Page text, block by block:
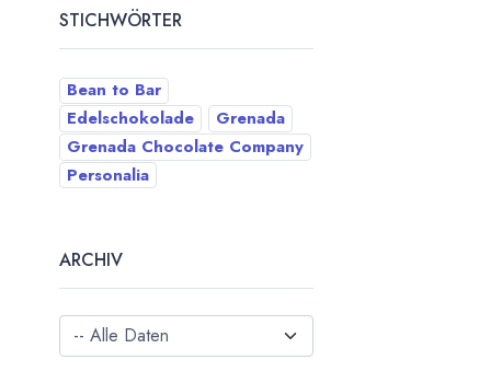
STICHWÖRTER
Bean to Bar
Edelschokolade
Grenada
Grenada Chocolate Company
Personalia
ARCHIV